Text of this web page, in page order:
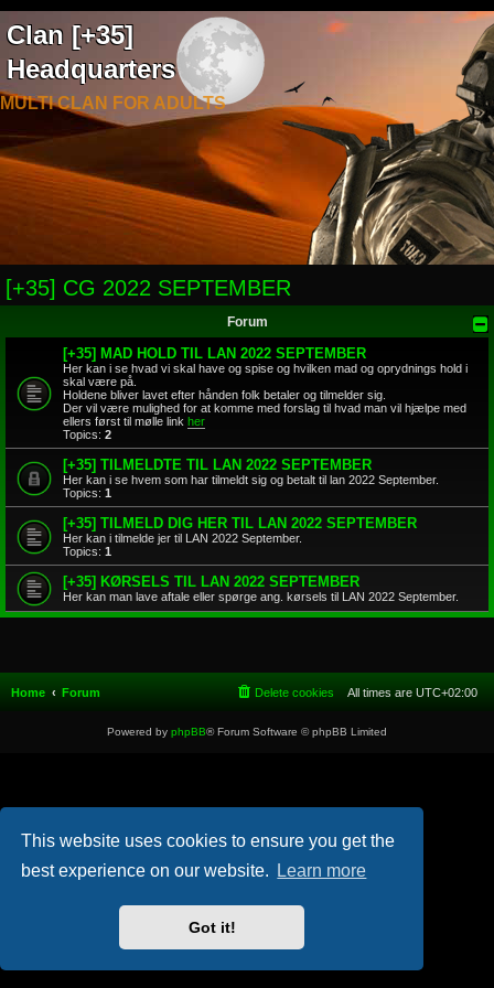
This website uses cookies to ensure you get the
best experience on our website.
Learn more
Got it!
Clan [+35]
Headquarters
MULTI CLAN FOR ADULTS
[+35] CG 2022 SEPTEMBER
Forum
[+35] MAD HOLD TIL LAN 2022 SEPTEMBER
Her kan i se hvad vi skal have og spise og hvilken mad og oprydnings hold i
skal være på.
Holdene bliver lavet efter hånden folk betaler og tilmelder sig.
Der vil være mulighed for at komme med forslag til hvad man vil hjælpe med
ellers først til mølle link her
Topics: 2
[+35] TILMELDTE TIL LAN 2022 SEPTEMBER
Her kan i se hvem som har tilmeldt sig og betalt til lan 2022 September.
Topics: 1
[+35] TILMELD DIG HER TIL LAN 2022 SEPTEMBER
Her kan i tilmelde jer til LAN 2022 September.
Topics: 1
[+35] KØRSELS TIL LAN 2022 SEPTEMBER
Her kan man lave aftale eller spørge ang. kørsels til LAN 2022 September.
Home Forum All times are UTC+02:00
Delete cookies
Powered by phpBB® Forum Software © phpBB Limited